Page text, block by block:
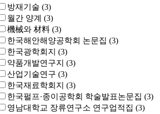
방재기술 (3)
월간 양계 (3)
機械와 材料 (3)
한국해안해양공학회 논문집 (3)
한국광학회지 (3)
약품개발연구지 (3)
산업기술연구 (3)
한국재료학회지 (3)
한국펄프·종이공학회 학술발표논문집 (3)
영남대학교 장류연구소 연구업적집 (3)